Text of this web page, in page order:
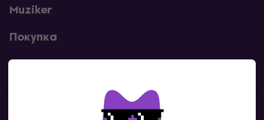
Muziker
Покупка
Полезни линкове